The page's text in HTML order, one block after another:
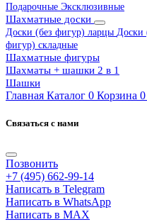
Подарочные Эксклюзивные
Шахматные доски
Доски (без фигур) ларцы Доски
фигур) складные
Шахматные фигуры
Шахматы + шашки 2 в 1
Шашки
Главная Каталог 0 Корзина 0
Связаться с нами
Позвонить
+7 (495) 662-99-14
Написать в Telegram
Написать в WhatsApp
Написать в MAX